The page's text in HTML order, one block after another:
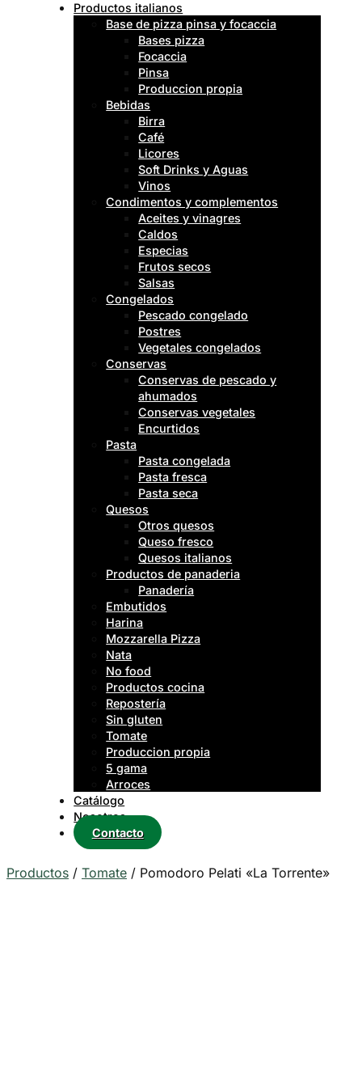
Productos italianos
Base de pizza pinsa y focaccia
Bases pizza
Focaccia
Pinsa
Produccion propia
Bebidas
Birra
Café
Licores
Soft Drinks y Aguas
Vinos
Condimentos y complementos
Aceites y vinagres
Caldos
Especias
Frutos secos
Salsas
Congelados
Pescado congelado
Postres
Vegetales congelados
Conservas
Conservas de pescado y
ahumados
Conservas vegetales
Encurtidos
Pasta
Pasta congelada
Pasta fresca
Pasta seca
Quesos
Otros quesos
Queso fresco
Quesos italianos
Productos de panaderia
Panadería
Embutidos
Harina
Mozzarella Pizza
Nata
No food
Productos cocina
Repostería
Sin gluten
Tomate
Produccion propia
5 gama
Arroces
Catálogo
Nosotros
Contacto
Productos / Tomate / Pomodoro Pelati «La Torrente»